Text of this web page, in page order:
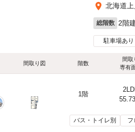
北海道
総階数 2階
駐車場あり
間取り図 階数
間取
専有
1階
バス・トイレ別 フ